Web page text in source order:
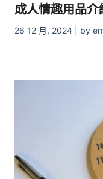
成人情趣用品
26 12 月, 2024 | by